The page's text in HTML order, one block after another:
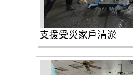
支援受災家戶清淤